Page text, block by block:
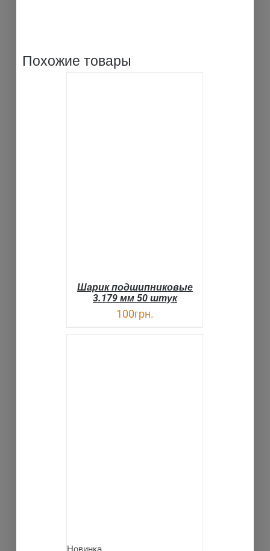
Похожие товары
Шарик подшипниковые
3.179 мм 50 штук
100грн.